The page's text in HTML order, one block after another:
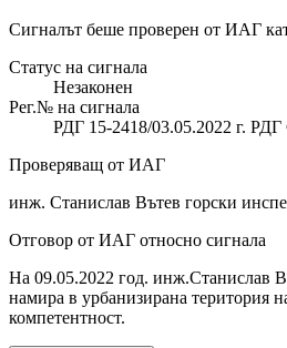
Сигналът беше проверен от ИАГ
Статус на сигнала
Незаконен
Рег.№ на сигнала
РДГ 15-2418/03.05.2022 г. РДГ
Проверяващ от ИАГ
инж. Станислав Вътев горски
Отговор от ИАГ относно сигнала
На 09.05.2022 год. инж.Станислав
намира в урбанизирана територия
компетентност.